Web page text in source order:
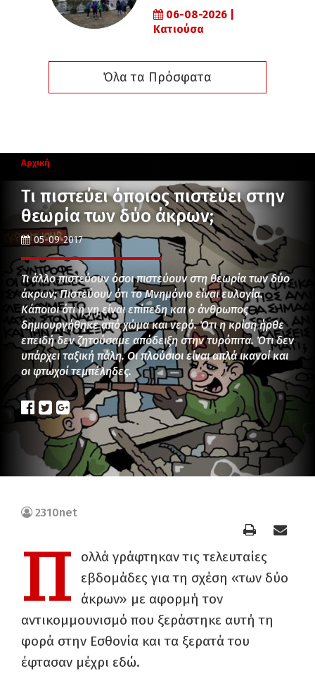
06-08-2026 |
Κατιούσα
Όλα τα Πρόσφατα
Αρχική
Τι πιστεύει όποιος πιστεύει στην
θεωρία των δύο άκρων;
05-09-2017
Τι άλλο πιστεύουν όσοι πιστεύουν στη θεωρία των δύο
άκρων; Πιστεύουν ότι το Μνημόνιο είναι ευλογία.
Κάποιοι ότι η γη είναι επίπεδη και ο άνθρωπος
δημιουργήθηκε από χώμα και νερό. Ότι η κρίση ήρθε
επειδή δεν ζητούσαμε απόδειξη στην τυρόπιτα. Ότι δεν
υπάρχει ταξική πάλη. Οι πλούσιοι είναι απλά ικανοί και
οι φτωχοί τεμπέληδες.
2310net
Π
ολλά γράφτηκαν τις τελευταίες
εβδομάδες για τη σχέση «των δύο
άκρων» με αφορμή τον
αντικομμουνισμό που ξεράστηκε αυτή τη
φορά στην Εσθονία και τα ξερατά του
έφτασαν μέχρι εδώ.